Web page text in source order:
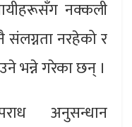
नक्कली
संलग्नता नरहेको र
भन्ने गरेका छन् ।
अनुसन्धान